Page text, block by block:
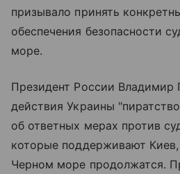
призывало принять
обеспечения безопасности
море.
Президент России Владимир
действия Украины
об ответных мерах против
которые поддерживают Киев,
Черном море продолжатся.